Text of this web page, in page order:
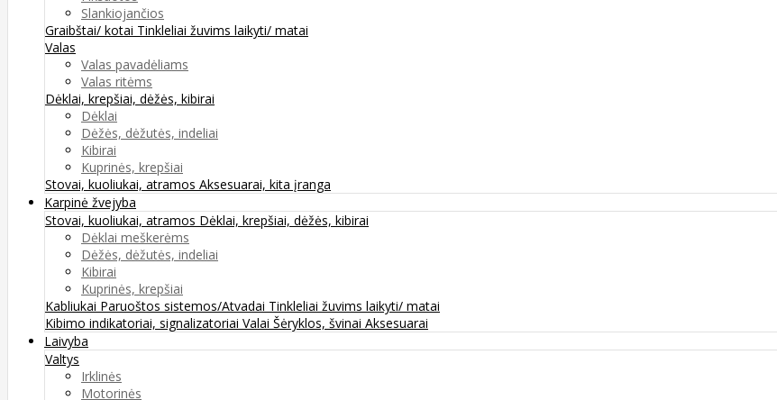
Slankiojančios
Graibštai/ kotai Tinkleliai žuvims laikyti/ matai
Valas
Valas pavadėliams
Valas ritėms
Dėklai, krepšiai, dėžės, kibirai
Dėklai
Dėžės, dėžutės, indeliai
Kibirai
Kuprinės, krepšiai
Stovai, kuoliukai, atramos Aksesuarai, kita įranga
Karpinė žvejyba
Stovai, kuoliukai, atramos Dėklai, krepšiai, dėžės, kibirai
Dėklai meškerėms
Dėžės, dėžutės, indeliai
Kibirai
Kuprinės, krepšiai
Kabliukai Paruoštos sistemos/Atvadai Tinkleliai žuvims laikyti/ matai
Kibimo indikatoriai, signalizatoriai Valai Šėryklos, švinai Aksesuarai
Laivyba
Valtys
Irklinės
Motorinės